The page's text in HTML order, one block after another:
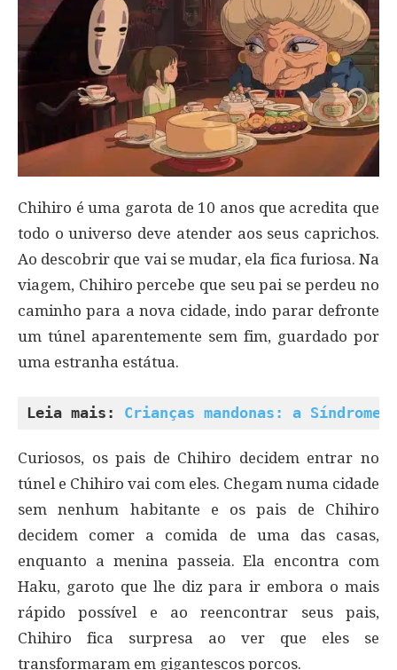
Chihiro é uma garota de 10 anos que acredita que
todo o universo deve atender aos seus caprichos.
Ao descobrir que vai se mudar, ela fica furiosa. Na
viagem, Chihiro percebe que seu pai se perdeu no
caminho para a nova cidade, indo parar defronte
um túnel aparentemente sem fim, guardado por
uma estranha estátua.
Leia mais: Crianças mandonas: a Síndrome
Curiosos, os pais de Chihiro decidem entrar no
túnel e Chihiro vai com eles. Chegam numa cidade
sem nenhum habitante e os pais de Chihiro
decidem comer a comida de uma das casas,
enquanto a menina passeia. Ela encontra com
Haku, garoto que lhe diz para ir embora o mais
rápido possível e ao reencontrar seus pais,
Chihiro fica surpresa ao ver que eles se
transformaram em gigantescos porcos.